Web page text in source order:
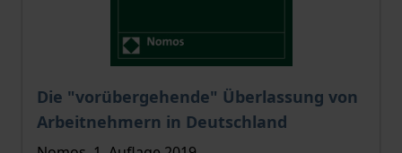
Die "vorübergehende" Überlassung von
Arbeitnehmern in Deutschland
Der Preis dieses Titels richtet sich nach der